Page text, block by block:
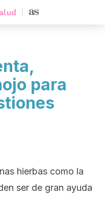
para
hierbas como la
ser de gran ayuda